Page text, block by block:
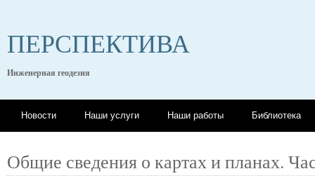
ПЕРСПЕКТИВА
Инженерная геодезия
Новости Наши услуги Наши работы Библиотека
Общие сведения о картах и планах.